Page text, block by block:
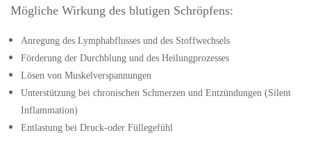
Mögliche Wirkung des blutigen Schröpfens:
Anregung des Lymphabflusses und des Stoffwechsels
Förderung der Durchblung und des Heilungprozesses
Lösen von Muskelverspannungen
Unterstützung bei chronischen Schmerzen und Entzündungen (Silent
Inflammation)
Entlastung bei Druck-oder Füllegefühl